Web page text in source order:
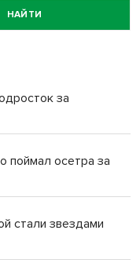
НАЙТИ
за
поймал осетра за
стали звездами